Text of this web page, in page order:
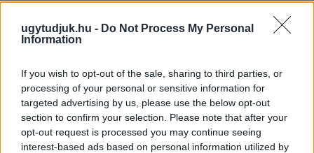
ugytudjuk.hu - Do Not Process My Personal
Information
If you wish to opt-out of the sale, sharing to third parties, or
processing of your personal or sensitive information for
targeted advertising by us, please use the below opt-out
section to confirm your selection. Please note that after your
opt-out request is processed you may continue seeing
interest-based ads based on personal information utilized by